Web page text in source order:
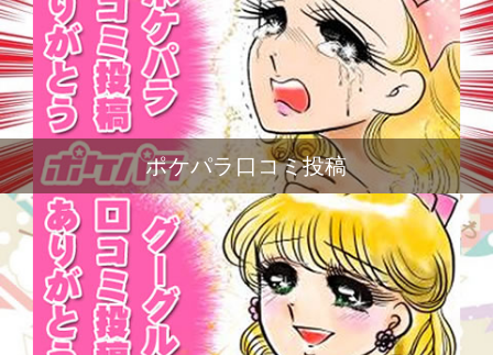
ポケパラ口コミ投稿